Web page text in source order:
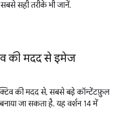
सही तरीके भी जानें.
की मदद से इमेज
की मदद से, सबसे बड़े कॉन्टेंटफ़ुल
जा सकता है. यह वर्शन 14 में